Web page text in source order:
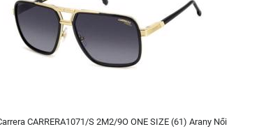
CARRERA1071/S 2M2/9O ONE SIZE (61) Arany Női